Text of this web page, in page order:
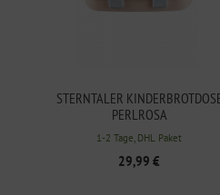
STERNTALER
PERLROSA
1-2 Tage, DHL Paket
29,99 €